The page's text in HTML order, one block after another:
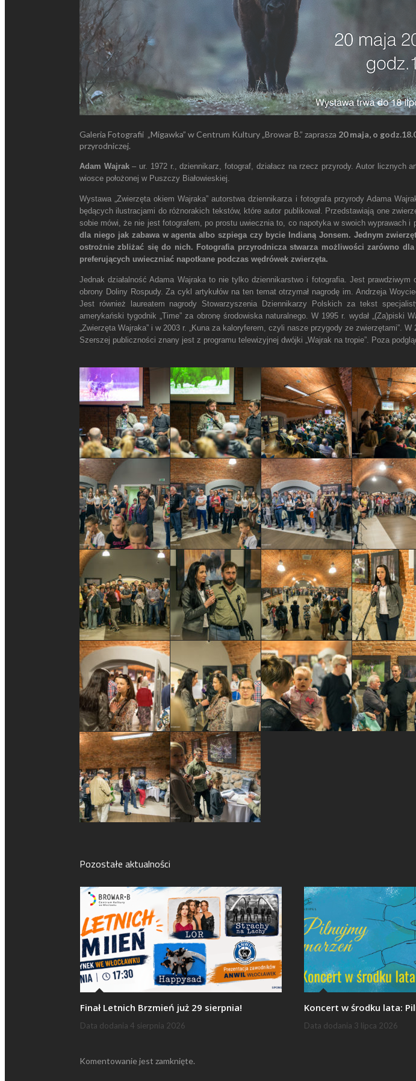
Galeria Fotografii „Migawka” w Centrum Kultury „Browar B.” zaprasza 20 maja, o
przyrodniczej.
Adam Wajrak– ur. 1972 r., dziennikarz, fotograf, działacz na rzecz przyrody. Autor licznych
wiosce położonej w Puszczy Białowieskiej.
Wystawa „Zwierzęta okiem Wajraka” autorstwa dziennikarza i fotografa przyrody Adama
będących ilustracjami do różnorakich tekstów, które autor publikował. Przedstawiają one
sobie mówi, że nie jest fotografem, po prostu uwiecznia to, co napotyka w swoich wyprawach
dla niego jak zabawa w agenta albo szpiega czy bycie Indianą Jonsem. Jednym
ostrożnie zbliżać się do nich. Fotografia przyrodnicza stwarza możliwości zarówno
preferujących uwieczniać napotkane podczas wędrówek zwierzęta.
Jednak działalność Adama Wajraka to nie tylko dziennikarstwo i fotografia. Jest
obrony Doliny Rospudy. Za cykl artykułów na ten temat otrzymał nagrodę im. Andrzeja
Jest również laureatem nagrody Stowarzyszenia Dziennikarzy Polskich za tekst
amerykański tygodnik „Time” za obronę środowiska naturalnego. W 1995 r. wydał „(Za)piski
„Zwierzęta Wajraka” i w 2003 r. „Kuna za kaloryferem, czyli nasze przygody ze zwierzętami”.
Szerszej publiczności znany jest z programu telewizyjnej dwójki „Wajrak na tropie”. Poza
Pozostałe aktualności
Finał Letnich Brzmień już 29 sierpnia!
Data dodania 4 sierpnia 2026
Koncert w środku lata:
Data dodania 3 lipca 2026
Komentowanie jest zamknięte.